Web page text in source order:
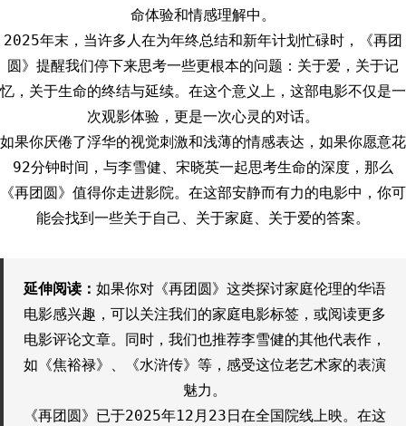
命体验和情感理解中。
2025年末，当许多人在为年终总结和新年计划忙碌时，《再团
圆》提醒我们停下来思考一些更根本的问题：关于爱，关于记
忆，关于生命的终结与延续。在这个意义上，这部电影不仅是一
次观影体验，更是一次心灵的对话。
如果你厌倦了浮华的视觉刺激和浅薄的情感表达，如果你愿意花
92分钟时间，与李雪健、宋晓英一起思考生命的深度，那么
《再团圆》值得你走进影院。在这部安静而有力的电影中，你可
能会找到一些关于自己、关于家庭、关于爱的答案。
延伸阅读： 如果你对《再团圆》这类探讨家庭伦理的华语
电影感兴趣，可以关注我们的家庭电影标签，或阅读更多
电影评论文章。同时，我们也推荐李雪健的其他代表作，
如《焦裕禄》、《水浒传》等，感受这位老艺术家的表演
魅力。
《再团圆》已于2025年12月23日在全国院线上映。在这